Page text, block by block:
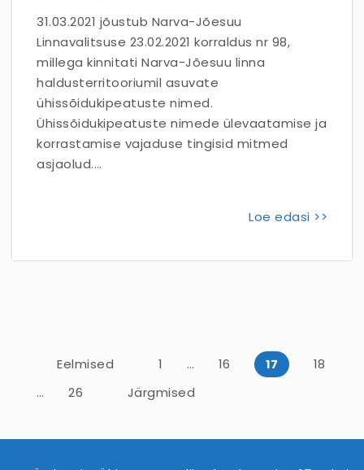
31.03.2021 jõustub Narva-Jõesuu
Linnavalitsuse 23.02.2021 korraldus nr 98,
millega kinnitati Narva-Jõesuu linna
haldusterritooriumil asuvate
ühissõidukipeatuste nimed.
Ühissõidukipeatuste nimede ülevaatamise ja
korrastamise vajaduse tingisid mitmed
asjaolud.…
Loe edasi >>
Posts pagination
Eelmised 1 … 16 17
18
…
26 Järgmised